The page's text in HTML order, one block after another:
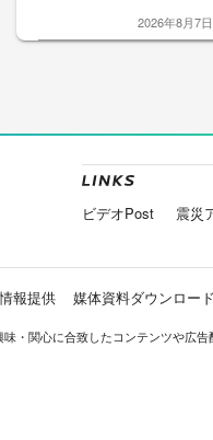
2026年8月7日
ビデオPost 震災
報提供 媒体資料ダウンロード
・関⼼に合致したコンテンツや広